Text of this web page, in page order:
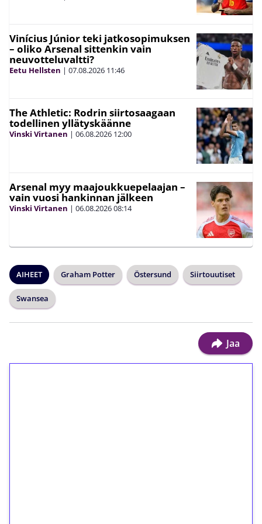
Vinícius Júnior teki jatkosopimuksen
– oliko Arsenal sittenkin vain
neuvotteluvaltti?
Eetu Hellsten | 07.08.2026 11:46
The Athletic: Rodrin siirtosaagaan
todellinen yllätyskäänne
Vinski Virtanen | 06.08.2026 12:00
Arsenal myy maajoukkuepelaajan –
vain vuosi hankinnan jälkeen
Vinski Virtanen | 06.08.202608:14
AIHEET Graham Potter Östersund Siirtouutiset
Swansea
Jaa